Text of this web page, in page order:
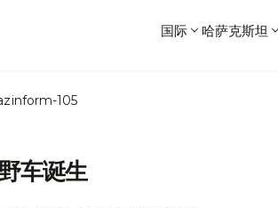
国际 哈萨克斯坦
105
车诞生